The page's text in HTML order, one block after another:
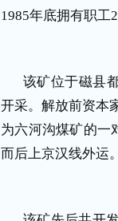
1985年底拥有职工
该矿位于磁县
开采。解放前资本
为六河沟煤矿的一
而后上京汉线外运。